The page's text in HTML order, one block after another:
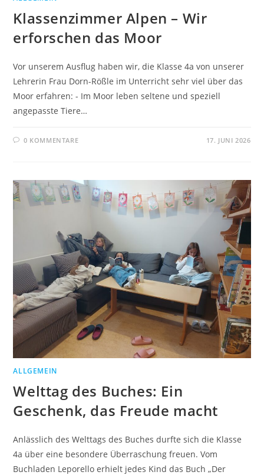
Klassenzimmer Alpen – Wir
erforschen das Moor
Vor unserem Ausflug haben wir, die Klasse 4a von unserer
Lehrerin Frau Dorn-Rößle im Unterricht sehr viel über das
Moor erfahren: - Im Moor leben seltene und speziell
angepasste Tiere…
0 KOMMENTARE 17. JUNI 2026
ALLGEMEIN
Welttag des Buches: Ein
Geschenk, das Freude macht
Anlässlich des Welttags des Buches durfte sich die Klasse
4a über eine besondere Überraschung freuen. Vom
Buchladen Leporello erhielt jedes Kind das Buch „Der